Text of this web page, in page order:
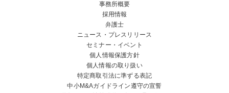
事務所概要
採用情報
弁護士
ニュース・プレスリリース
セミナー・イベント
個人情報保護方針
個人情報の取り扱い
特定商取引法に準ずる表記
中小M&Aガイドライン遵守の宣誓